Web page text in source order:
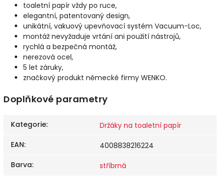
toaletní papír vždy po ruce,
elegantní, patentovaný design,
unikátní, vakuový upevňovací systém Vacuum-Loc,
montáž nevyžaduje vrtání ani použití nástrojů,
rychlá a bezpečná montáž,
nerezová ocel,
5 let záruky,
značkový produkt německé firmy WENKO.
Doplňkové parametry
Kategorie:
Držáky na toaletní papír
EAN:
4008838216224
Barva:
stříbrná